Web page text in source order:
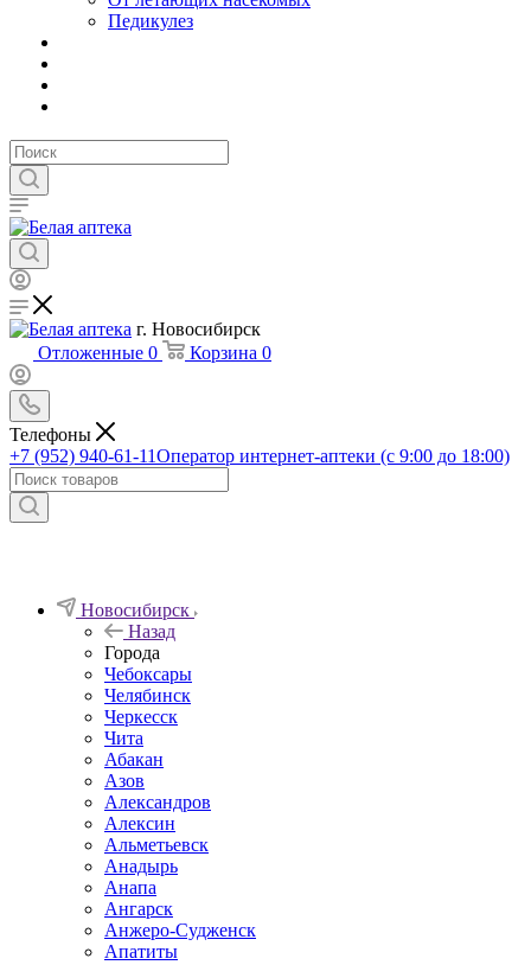
Педикулез
г. Новосибирск
Отложенные 0 Корзина 0
Телефоны
+7 (952) 940-61-11Оператор интернет-аптеки (с 9:00 до 18:00)
Новосибирск
Назад
Города
Чебоксары
Челябинск
Черкесск
Чита
Абакан
Азов
Александров
Алексин
Альметьевск
Анадырь
Анапа
Ангарск
Анжеро-Судженск
Апатиты